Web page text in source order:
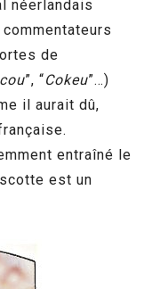
néerlandais
de
”, “Cokeu”…)
il aurait dû,
entraîné le
est un